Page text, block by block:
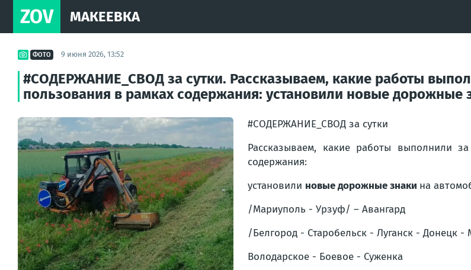
ZOV МАКЕЕВКА
ФОТО 9 июня 2026, 13:52
#СОДЕРЖАНИЕ_СВОД за сутки. Рассказываем, какие работы
пользования в рамках содержания: установили новые дорожные
#СОДЕРЖАНИЕ_СВОД за сутки
Рассказываем, какие работы выполнили
содержания:
установили новые дорожные знаки на
/Мариуполь - Урзуф/ – Авангард
/Белгород - Старобельск - Луганск - Донецк
Володарское - Боевое - Суженка